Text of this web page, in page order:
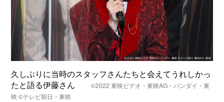
久しぶりに当時のスタッフさんたちと会えてうれしかっ
たと語る伊藤さん©2022 東映ビデオ・東映AG・バンダイ・東
映 ©テレビ朝日・東映